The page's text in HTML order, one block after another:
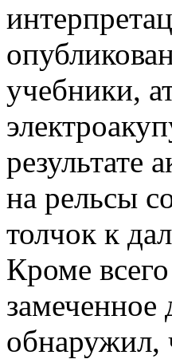
учебники,
результате
на рельсы
толчок к
Кроме
обнаружил,